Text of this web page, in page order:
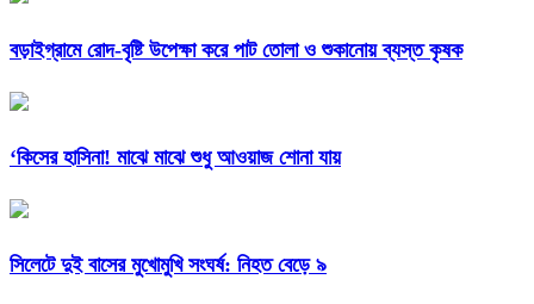
বড়াইগ্রামে রোদ-বৃষ্টি উপেক্ষা করে পাট তোলা ও শুকানোয় ব্যস্ত কৃষক
‘কিসের হাসিনা! মাঝে মাঝে শুধু আওয়াজ শোনা যায়
সিলেটে দুই বাসের মুখোমুখি সংঘর্ষ: নিহত বেড়ে ৯